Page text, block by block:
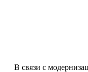
В связи с